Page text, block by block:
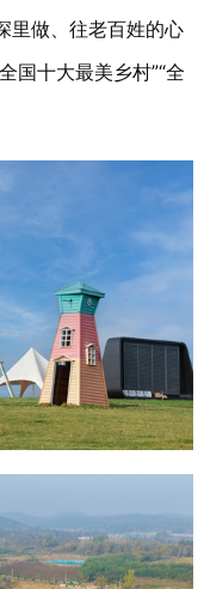
里做、往老百姓的心
国十大最美乡村”“全